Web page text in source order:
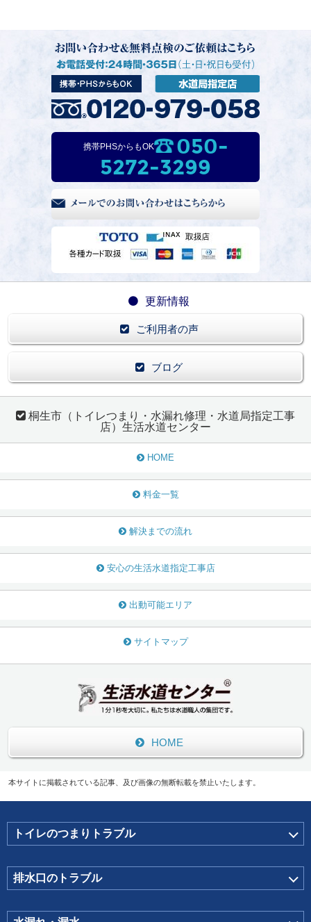
携帯PHSからもOK
050-
5272-3299
更新情報
ご利用者の声
ブログ
桐生市（トイレつまり・水漏れ修理・水道局指定工事
店）生活水道センター
HOME
料金一覧
解決までの流れ
安心の生活水道指定工事店
出動可能エリア
サイトマップ
HOME
本サイトに掲載されている記事、及び画像の無断転載を禁止いたします。
トイレのつまりトラブル
排水口のトラブル